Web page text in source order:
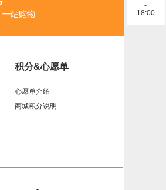
积分&心愿单
心愿单介绍
商城积分说明
-
18:00